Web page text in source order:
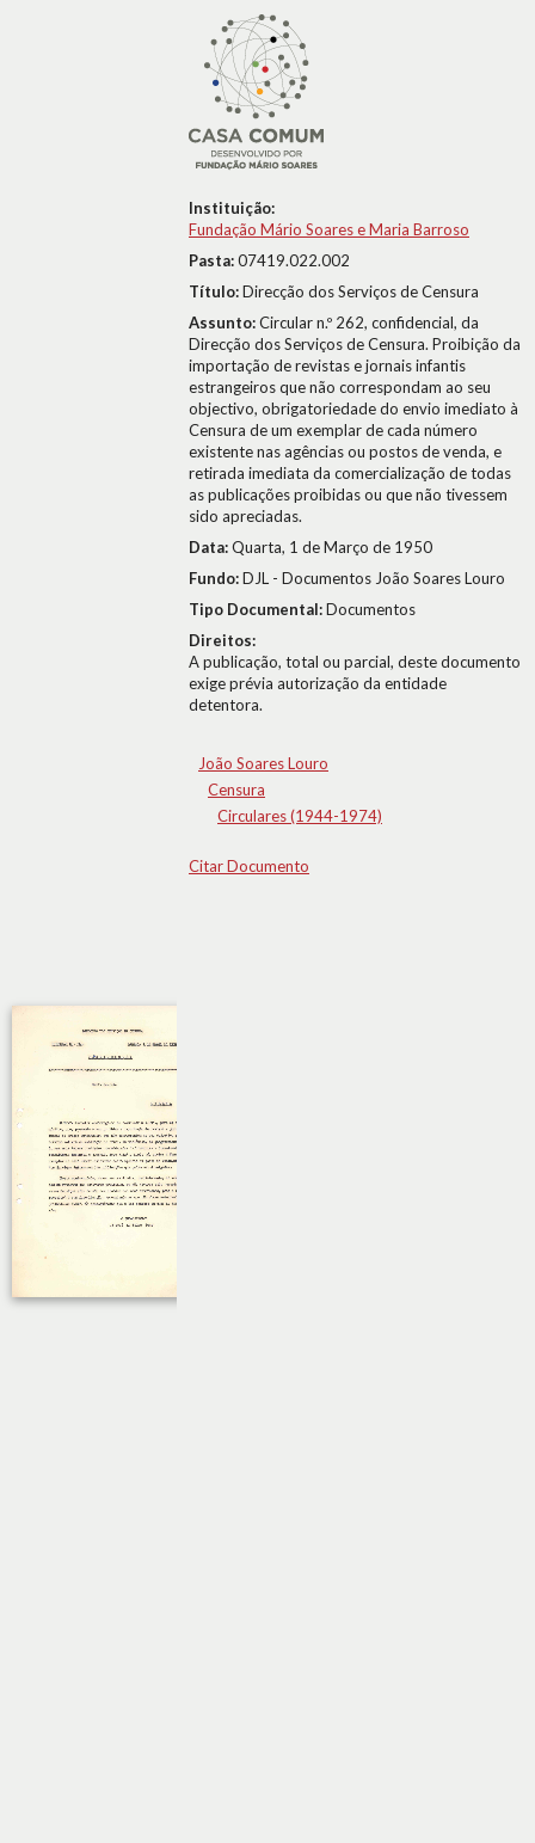
Instituição:
Fundação Mário Soares e Maria Barroso
Pasta:07419.022.002
Título:Direcção dos Serviços de Censura
Assunto:Circular n.º 262, confidencial, da
Direcção dos Serviços de Censura. Proibição da
importação de revistas e jornais infantis
estrangeiros que não correspondam ao seu
objectivo, obrigatoriedade do envio imediato à
Censura de um exemplar de cada número
existente nas agências ou postos de venda, e
retirada imediata da comercialização de todas
as publicações proibidas ou que não tivessem
sido apreciadas.
Data:Quarta, 1 de Março de 1950
Fundo:DJL - Documentos João Soares Louro
Tipo Documental:Documentos
Direitos:
A publicação, total ou parcial, deste documento
exige prévia autorização da entidade
detentora.
João Soares Louro
Censura
Circulares (1944-1974)
Citar Documento